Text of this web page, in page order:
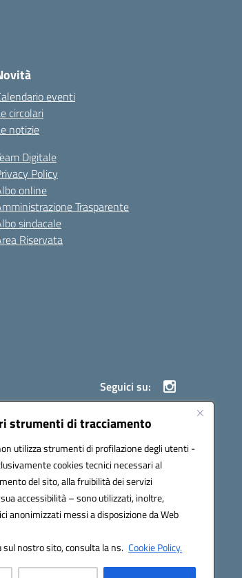
strumenti di tracciamento
utilizza strumenti di profilazione degli utenti -
cookies tecnici necessari al
del sito, alla fruibilità dei servizi
accessibilità – sono utilizzati, inoltre,
anonimizzati messi a disposizione da Web
sul nostro sito, consulta la ns. Cookie Policy.
eventi
circolari
notizie
Digitale
Policy
online
Trasparente
sindacale
Riservata
Seguici su: